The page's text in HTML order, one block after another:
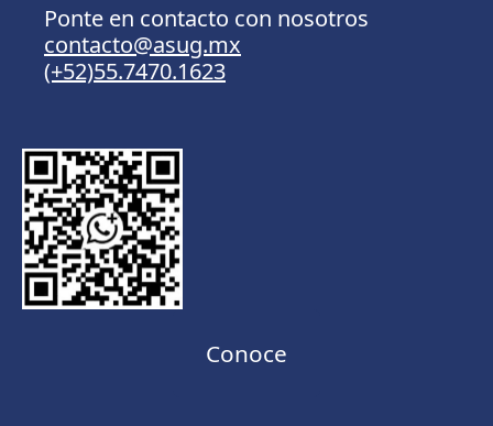
Ponte en contacto con nosotros
contacto@asug.mx
(+52)55.7470.1623
Conoce